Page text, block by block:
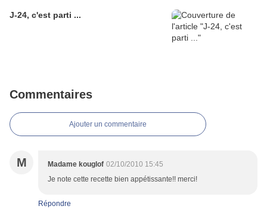
J-24, c'est parti ...
Commentaires
Ajouter un commentaire
M Madame kouglof 02/10/2010 15:45
Je note cette recette bien appétissante!! merci!
Répondre